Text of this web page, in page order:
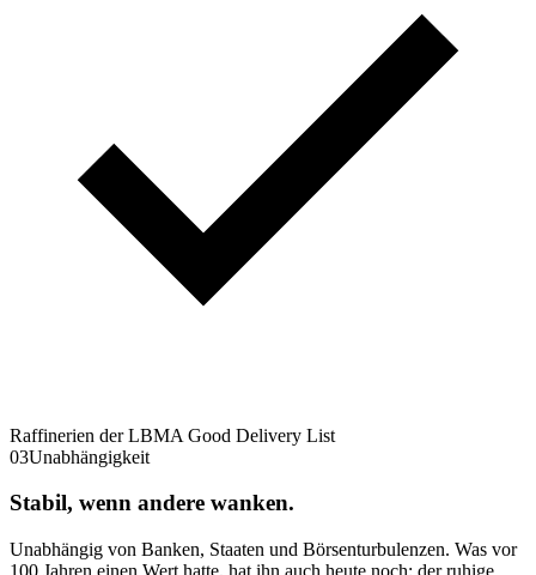
Raffinerien der LBMA Good Delivery List
03Unabhängigkeit
Stabil, wenn andere wanken.
Unabhängig von Banken, Staaten und Börsenturbulenzen. Was vor
100 Jahren einen Wert hatte, hat ihn auch heute noch: der ruhige